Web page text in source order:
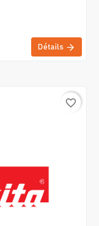
Détails
favorite_border